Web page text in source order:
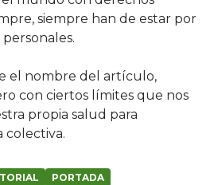
siempre han de estar por
el nombre del artículo,
con ciertos límites que nos
propia salud para
colectiva.
PORTADA